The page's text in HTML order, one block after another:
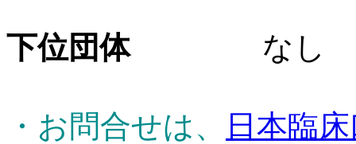
下位団体なし
・お問合せは、
日本臨